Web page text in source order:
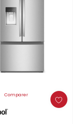
Comparer